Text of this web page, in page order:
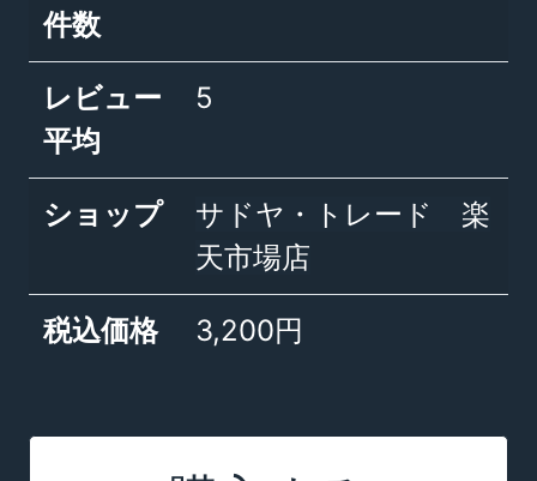
件数
レビュー
平均
5
ショップ
サドヤ・トレード 楽
天市場店
税込価格 3,200円